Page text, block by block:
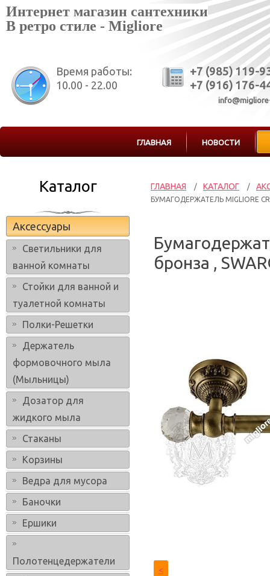
Интернет магазин сантехники
В ретро стиле - Migliore
Время работы:
10.00 - 22.00
+7 (985) 119-
+7 (916) 176-
ГЛАВНАЯ НОВОСТИ
Каталог
Аксессуары
Светильники для
ванной комнаты
Стойки для ванной и
туалетной комнаты
Полки-Решетки
Держатель
формовочного мыла
(Мыльницы)
Дозатор для
жидкого мыла
Стаканы
Корзины
Ведра для мусора
Баночки
Ершики
Полотенцедержатели
ГЛАВНАЯ / КАТАЛОГ /
БУМАГОДЕРЖАТЕЛЬ MIGLIORE
бронза ,
<